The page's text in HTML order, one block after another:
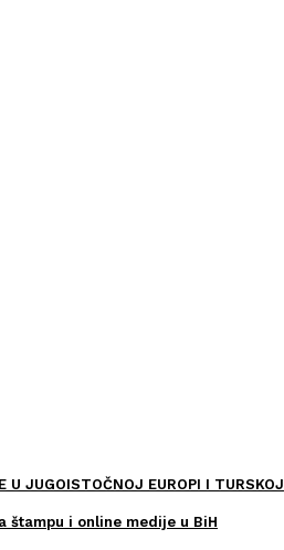
U JUGOISTOČNOJ EUROPI I TURSKOJ
štampu i online medije u BiH